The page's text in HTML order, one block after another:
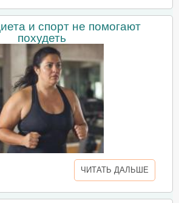
и спорт не помогают
похудеть
ЧИТАТЬ ДАЛЬШЕ